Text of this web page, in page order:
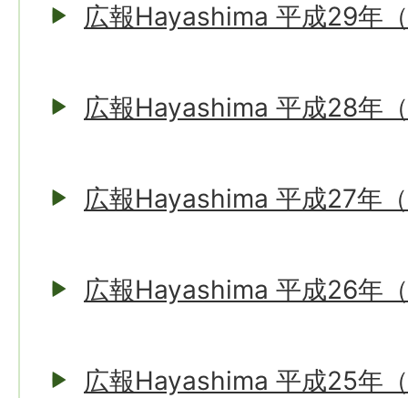
広報Hayashima 平成29年
広報Hayashima 平成28年
広報Hayashima 平成27年
広報Hayashima 平成26年
広報Hayashima 平成25年